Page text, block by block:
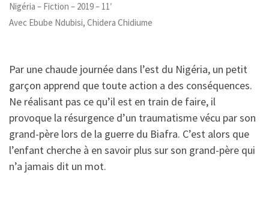
Nigéria – Fiction – 2019 – 11′
Avec Ebube Ndubisi, Chidera Chidiume
Par une chaude journée dans l’est du Nigéria, un petit
garçon apprend que toute action a des conséquences.
Ne réalisant pas ce qu’il est en train de faire, il
provoque la résurgence d’un traumatisme vécu par son
grand-père lors de la guerre du Biafra. C’est alors que
l’enfant cherche à en savoir plus sur son grand-père qui
n’a jamais dit un mot.